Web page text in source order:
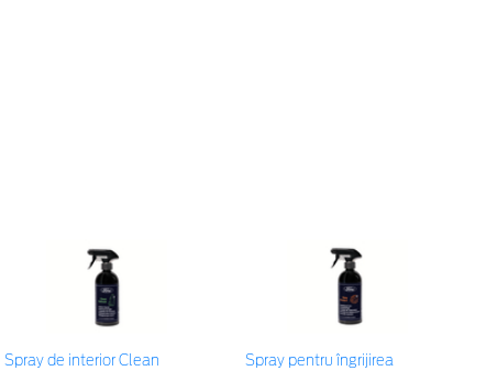
Spray de interior Clean
Spray pentru îngrijirea